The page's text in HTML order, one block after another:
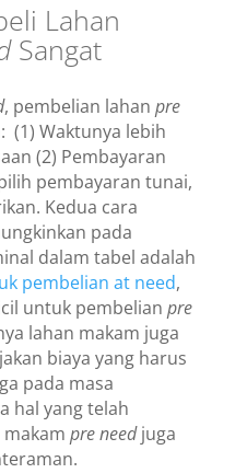
Lahan
Sangat
, pembelian lahan pre
(1) Waktunya lebih
(2) Pembayaran
pembayaran tunai,
Kedua cara
pada
dalam tabel adalah
pembelian at need,
untuk pembelian pre
lahan makam juga
biaya yang harus
pada masa
hal yang telah
pre needjuga